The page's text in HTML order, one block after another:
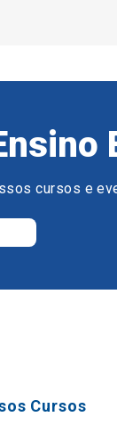
cursos e
Cursos